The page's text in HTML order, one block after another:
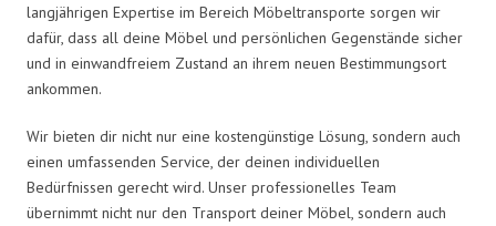
langjährigen Expertise im Bereich Möbeltransporte sorgen wir
dafür, dass all deine Möbel und persönlichen Gegenstände sicher
und in einwandfreiem Zustand an ihrem neuen Bestimmungsort
ankommen.
Wir bieten dir nicht nur eine kostengünstige Lösung, sondern auch
einen umfassenden Service, der deinen individuellen
Bedürfnissen gerecht wird. Unser professionelles Team
übernimmt nicht nur den Transport deiner Möbel, sondern auch